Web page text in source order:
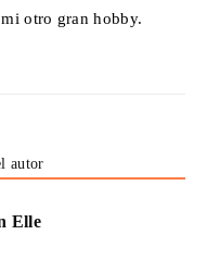
otro gran hobby.
autor
Elle